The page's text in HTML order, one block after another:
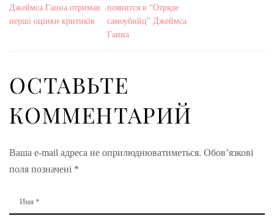
Джеймса Ганна отримав
перші оцінки критиків
появится в “Отряде
самоубийц” Джеймса
Ганна
ОСТАВЬТЕ
КОММЕНТАРИЙ
Ваша e-mail адреса не оприлюднюватиметься. Обов’язкові
поля позначені *